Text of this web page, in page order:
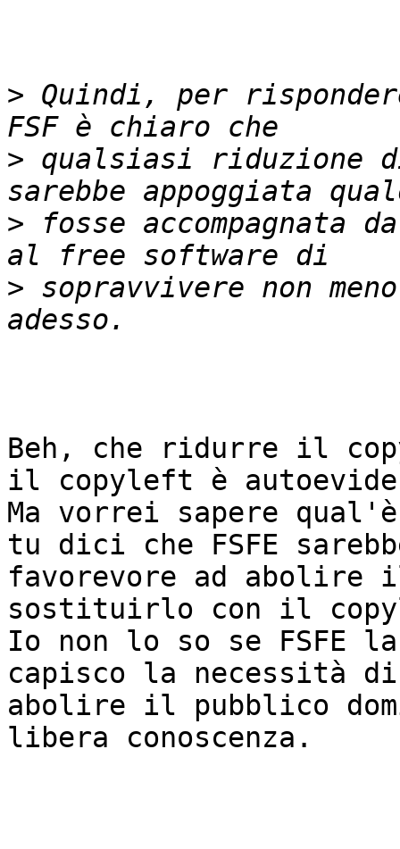
> Quindi, per
> qualsiasi riduzione
> fosse accompagnata
> sopravvivere non
Beh, che ridurre il
il copyleft è
Ma vorrei sapere
tu dici che FSFE
favorevore ad abolire
sostituirlo con il
Io non lo so se FSFE
capisco la necessità
abolire il pubblico
libera conoscenza.